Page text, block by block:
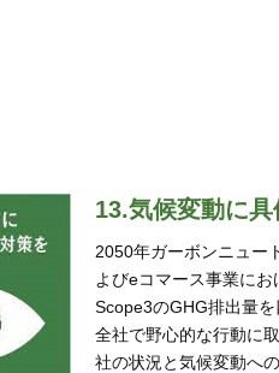
13.気候変動に
2050年ガーボンニュー
よびeコマース事業に
Scope3のGHG排出量
全社で野心的な行動に
社の状況と気候変動へ